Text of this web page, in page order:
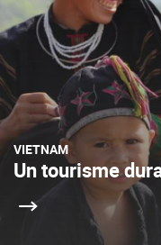
VIETNAM
Un tourisme